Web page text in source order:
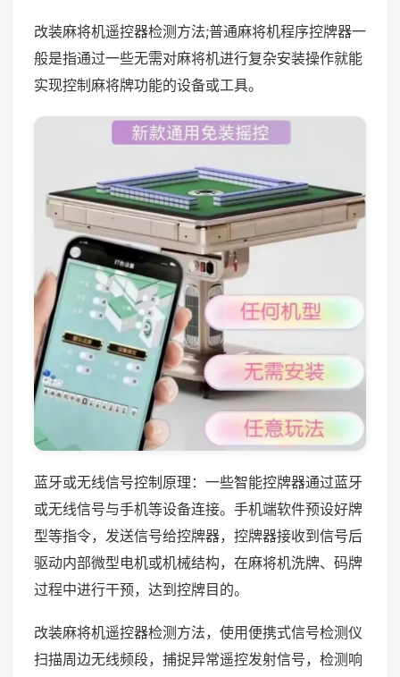
改装麻将机遥控器检测方法;普通麻将机程序控牌器一
般是指通过一些无需对麻将机进行复杂安装操作就能
实现控制麻将牌功能的设备或工具。
蓝牙或无线信号控制原理：一些智能控牌器通过蓝牙
或无线信号与手机等设备连接。手机端软件预设好牌
型等指令，发送信号给控牌器，控牌器接收到信号后
驱动内部微型电机或机械结构，在麻将机洗牌、码牌
过程中进行干预，达到控牌目的。
改装麻将机遥控器检测方法，使用便携式信号检测仪
扫描周边无线频段，捕捉异常遥控发射信号，检测响